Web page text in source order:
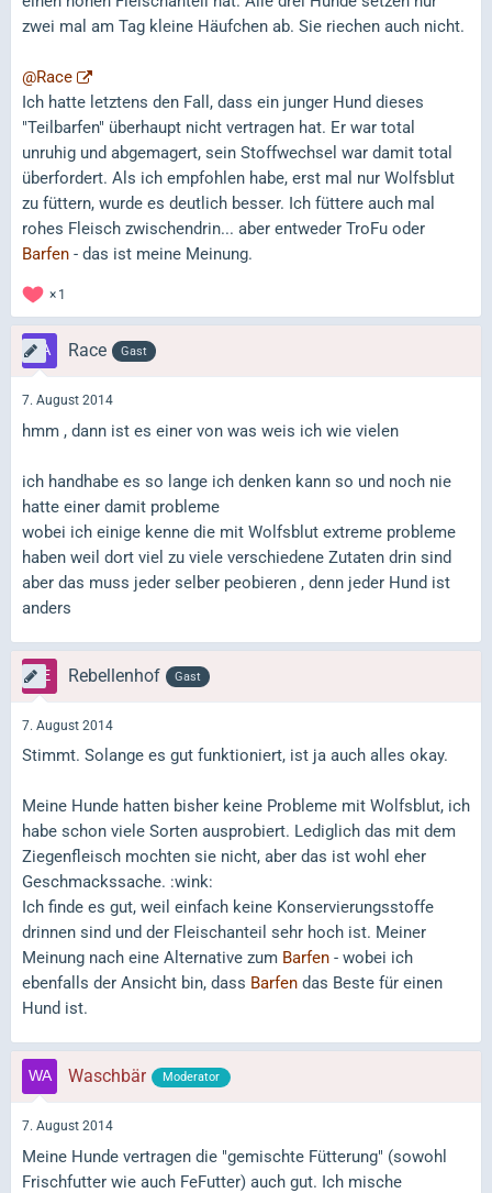
zwei mal am Tag kleine Häufchen ab. Sie riechen auch nicht.
@Race
Ich hatte letztens den Fall, dass ein junger Hund dieses
"Teilbarfen" überhaupt nicht vertragen hat. Er war total
unruhig und abgemagert, sein Stoffwechsel war damit total
überfordert. Als ich empfohlen habe, erst mal nur Wolfsblut
zu füttern, wurde es deutlich besser. Ich füttere auch mal
rohes Fleisch zwischendrin... aber entweder TroFu oder
Barfen - das ist meine Meinung.
1
Race Gast
7. August 2014
hmm , dann ist es einer von was weis ich wie vielen
ich handhabe es so lange ich denken kann so und noch nie
hatte einer damit probleme
wobei ich einige kenne die mit Wolfsblut extreme probleme
haben weil dort viel zu viele verschiedene Zutaten drin sind
aber das muss jeder selber peobieren , denn jeder Hund ist
anders
Rebellenhof Gast
7. August 2014
Stimmt. Solange es gut funktioniert, ist ja auch alles okay.
Meine Hunde hatten bisher keine Probleme mit Wolfsblut, ich
habe schon viele Sorten ausprobiert. Lediglich das mit dem
Ziegenfleisch mochten sie nicht, aber das ist wohl eher
Geschmackssache. :wink:
Ich finde es gut, weil einfach keine Konservierungsstoffe
drinnen sind und der Fleischanteil sehr hoch ist. Meiner
Meinung nach eine Alternative zum Barfen - wobei ich
ebenfalls der Ansicht bin, dass Barfen das Beste für einen
Hund ist.
Waschbär Moderator
7. August 2014
Meine Hunde vertragen die "gemischte Fütterung" (sowohl
Frischfutter wie auch FeFutter) auch gut. Ich mische